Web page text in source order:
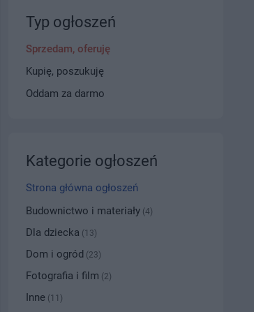
Typ ogłoszeń
Sprzedam, oferuję
Kupię, poszukuję
Oddam za darmo
Kategorie ogłoszeń
Strona główna ogłoszeń
Budownictwo i materiały (4)
Dla dziecka (13)
Dom i ogród (23)
Fotografia i film (2)
Inne (11)